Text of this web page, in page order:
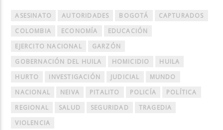
ASESINATO AUTORIDADES BOGOTÁ
CAPTURADOS
COLOMBIA
ECONOMÍA
EDUCACIÓN
EJERCITO NACIONAL
GARZÓN
GOBERNACIÓN DEL HUILA
HOMICIDIO
HUILA
HURTO
INVESTIGACIÓN JUDICIAL
MUNDO
NACIONAL
NEIVA PITALITO POLICÍA
POLÍTICA
REGIONAL
SALUD SEGURIDAD
TRAGEDIA
VIOLENCIA